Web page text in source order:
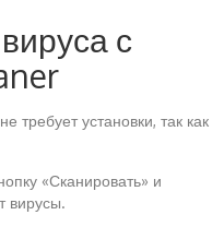
с
требует установки, так как
«Сканировать» и
вирусы.